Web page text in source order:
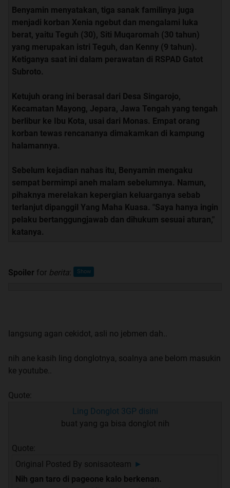
Benyamin menyatakan, tiga sanak familinya juga
menjadi korban Xenia ngebut dan mengalami luka
berat, yaitu Teguh (30), Siti Muqaromah (30 tahun)
yang merupakan istri Teguh, dan Kenny (9 tahun).
Ketiganya saat ini dalam perawatan di RSPAD Gatot
Subroto.
Ketujuh orang ini berasal dari Desa Singarojo,
Kecamatan Mayong, Jepara, Jawa Tengah yang tengah
berlibur ke Ibu Kota, usai dari Monas. Empat orang
korban tewas rencananya dimakamkan di kampung
halamannya.
Sebelum kejadian nahas itu, Benyamin mengaku
sempat bermimpi aneh malam sebelumnya. Namun,
pihaknya merelakan kepergian keluarganya sebab
terlanjut dipanggil Yang Maha Kuasa. "Saya hanya ingin
pelaku bertanggungjawab dan dihukum sesuai aturan,"
katanya.
Spoiler for berita:
langsung agan cekidot, asli no jebmen dah..
nih ane kasih ling donglotnya, soalnya ane belom masukin
ke youtube..
Quote:
Ling Donglot 3GP disini
buat yang ga bisa donglot nih
Quote:
Original Posted By sonisaoteam ►
Nih gan taro di pageone kalo berkenan.